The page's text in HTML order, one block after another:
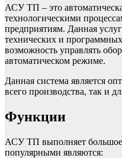
АСУ ТП – это
технологическими
предприятиям. Данная
технических и
возможность управлять
автоматическом режиме.
Данная система является
всего производства, так и
Функции
АСУ ТП выполняет
популярными являются: